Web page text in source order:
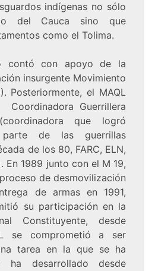
indígenas no sólo
del Cauca sino que
como el Tolima.
contó con apoyo de la
insurgente Movimiento
Posteriormente, el MAQL
Guerrillera
que logró
parte de las guerrillas
de los 80, FARC, ELN,
En 1989 junto con el M 19,
de desmovilización
de armas en 1991,
su participación en la
Constituyente, desde
se comprometió a ser
tarea en la que se ha
ha desarrollado desde